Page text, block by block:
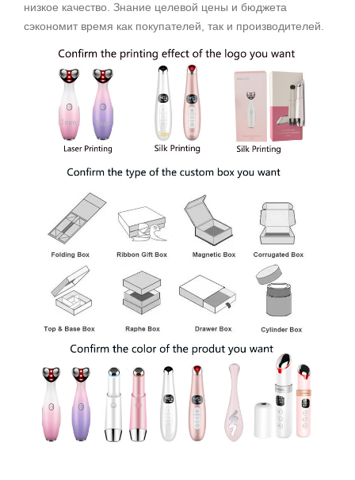
низкое качество. Знание целевой цены и бюджета
сэкономит время как покупателей, так и производителей.